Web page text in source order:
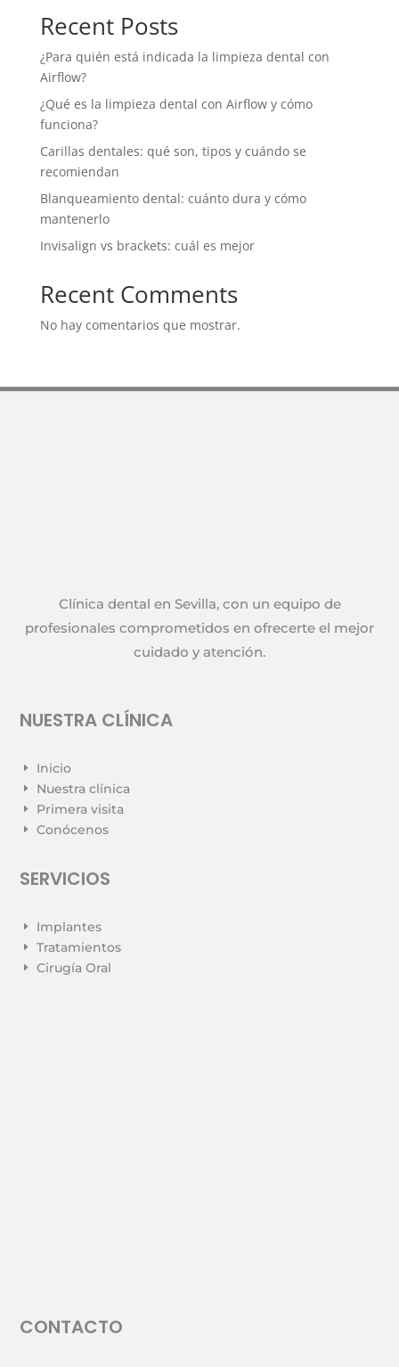
Recent Posts
¿Para quién está indicada la limpieza dental con
Airflow?
¿Qué es la limpieza dental con Airflow y cómo
funciona?
Carillas dentales: qué son, tipos y cuándo se
recomiendan
Blanqueamiento dental: cuánto dura y cómo
mantenerlo
Invisalign vs brackets: cuál es mejor
Recent Comments
No hay comentarios que mostrar.
Clínica dental en Sevilla, con un equipo de
profesionales comprometidos en ofrecerte el mejor
cuidado y atención.
NUESTRA CLÍNICA
E Inicio
E Nuestra clínica
E Primera visita
E Conócenos
SERVICIOS
E Implantes
E Tratamientos
E Cirugía Oral
CONTACTO